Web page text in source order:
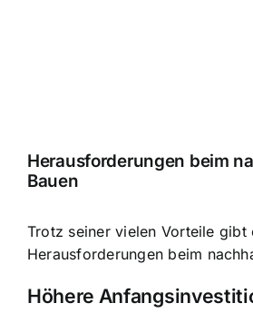
Herausforderungen beim
Bauen
Trotz seiner vielen Vorteile gibt
Herausforderungen beim
Höhere